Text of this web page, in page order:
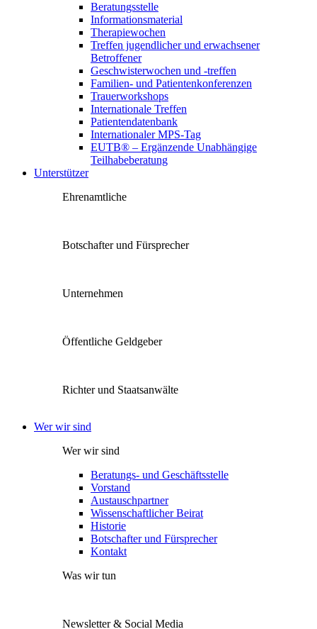
Beratungsstelle
Informationsmaterial
Therapiewochen
Treffen jugendlicher und erwachsener
Betroffener
Geschwisterwochen und -treffen
Familien- und Patientenkonferenzen
Trauerworkshops
Internationale Treffen
Patientendatenbank
Internationaler MPS-Tag
EUTB® – Ergänzende Unabhängige
Teilhabeberatung
Unterstützer
Ehrenamtliche
Botschafter und Fürsprecher
Unternehmen
Öffentliche Geldgeber
Richter und Staatsanwälte
Wer wir sind
Wer wir sind
Beratungs- und Geschäftsstelle
Vorstand
Austauschpartner
Wissenschaftlicher Beirat
Historie
Botschafter und Fürsprecher
Kontakt
Was wir tun
Newsletter & Social Media